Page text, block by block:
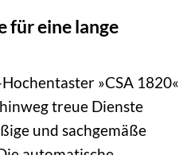
für eine lange
»CSA 1820«
treue Dienste
und sachgemäße